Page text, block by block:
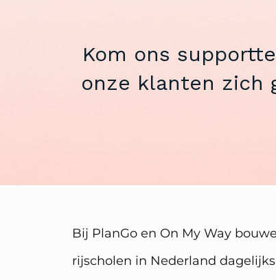
Kom ons
onze klanten zich
Bij PlanGo en On My Way
rijscholen in Nederland